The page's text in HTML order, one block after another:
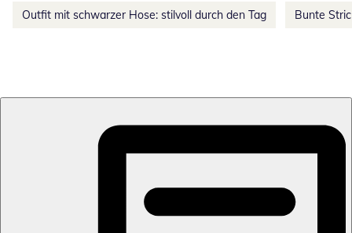
Outfit mit schwarzer Hose: stilvoll durch den Tag Bunte